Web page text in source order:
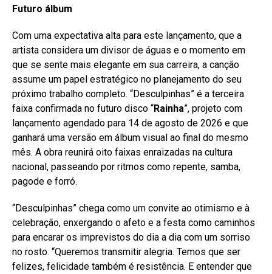
Futuro álbum
Com uma expectativa alta para este lançamento, que a
artista considera um divisor de águas e o momento em
que se sente mais elegante em sua carreira, a canção
assume um papel estratégico no planejamento do seu
próximo trabalho completo. “Desculpinhas” é a terceira
faixa confirmada no futuro disco “Rainha”, projeto com
lançamento agendado para 14 de agosto de 2026 e que
ganhará uma versão em álbum visual ao final do mesmo
mês. A obra reunirá oito faixas enraizadas na cultura
nacional, passeando por ritmos como repente, samba,
pagode e forró.
“Desculpinhas” chega como um convite ao otimismo e à
celebração, enxergando o afeto e a festa como caminhos
para encarar os imprevistos do dia a dia com um sorriso
no rosto. “Queremos transmitir alegria. Temos que ser
felizes, felicidade também é resistência. E entender que